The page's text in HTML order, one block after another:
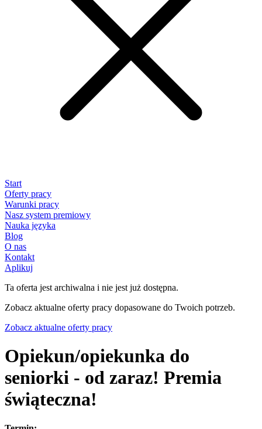
Start
Oferty pracy
Warunki pracy
Nasz system premiowy
Nauka języka
Blog
O nas
Kontakt
Aplikuj
Ta oferta jest archiwalna i nie jest już dostępna.
Zobacz aktualne oferty pracy dopasowane do Twoich potrzeb.
Zobacz aktualne oferty pracy
Opiekun/opiekunka do
seniorki - od zaraz! Premia
świąteczna!